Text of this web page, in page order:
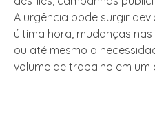
A urgência pode surgir
última hora, mudanças
ou até mesmo a
volume de trabalho em